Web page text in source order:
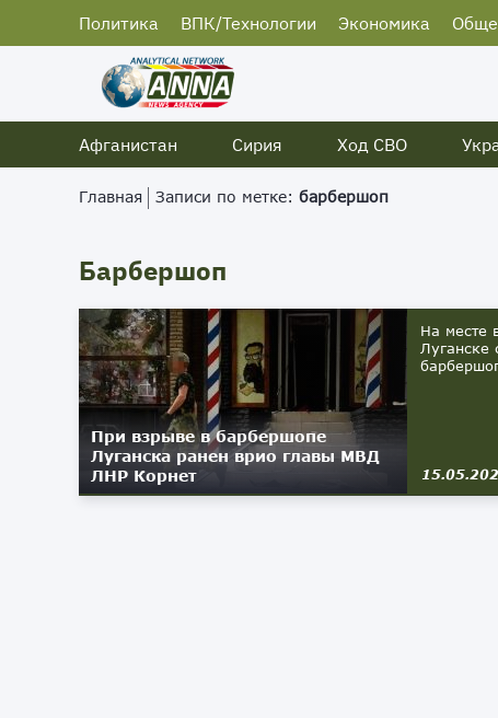
Политика ВПК/Технологии Экономика
Афганистан
Сирия Ход СВО
Главная Записи по метке: барбершоп
Барбершоп
При взрыве в барбершопе
Луганска ранен врио главы МВД
ЛНР Корнет
На месте
Луганске